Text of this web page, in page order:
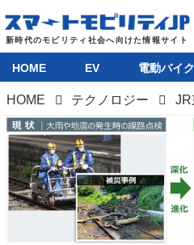
HOME EV 電動バイク
HOME テクノロジー